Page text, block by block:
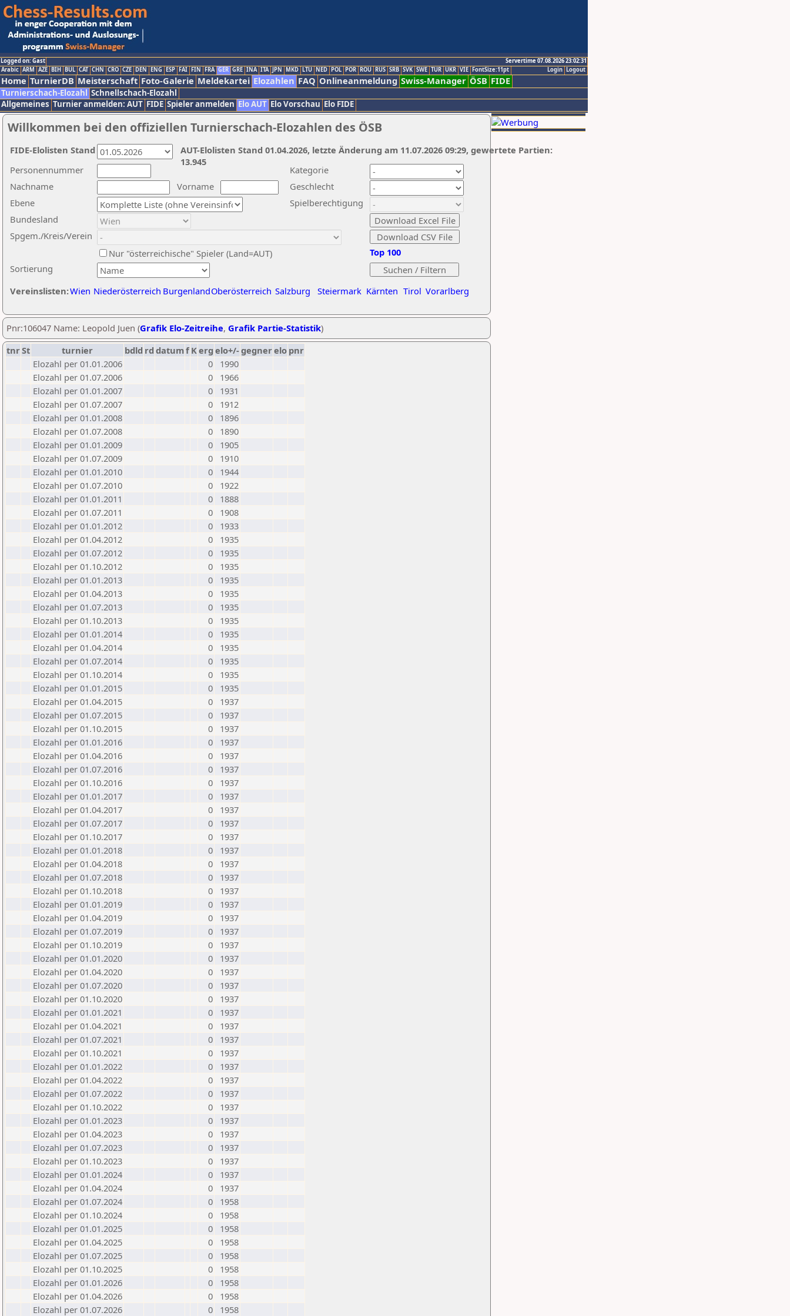
Logged on: Gast
Servertime 07.08.2026 23:02:31
Logout
Login
Arabic ARM AZE BIH BUL CAT CHN CRO CZE DEN ENG ESP FAI FIN FRA GER GRE INA ITA JPN MKD LTU NED POL POR ROU RUS SRB SVK SWE TUR UKR VIE FontSize:11pt
Home TurnierDB Meisterschaft Foto-Galerie Meldekartei Elozahlen FAQ Onlineanmeldung Swiss-Manager ÖSB FIDE
Turnierschach-Elozahl Schnellschach-Elozahl
Allgemeines Turnier anmelden: AUT FIDE Spieler anmelden Elo AUT Elo Vorschau Elo FIDE
Willkommen bei den offiziellen Turnierschach-Elozahlen des ÖSB
Nachname
Vorname
Ebene
Kategorie
Sortierung
Personennummer
Bundesland
Spgem./Kreis/Verein
Geschlecht
Nur "österreichische" Spieler (Land=AUT)
Spielberechtigung
Vereinslisten:Wien Niederösterreich BurgenlandOberösterreich Salzburg Steiermark Kärnten Tirol Vorarlberg
Top 100
AUT-Elolisten Stand 01.04.2026, letzte Änderung am 11.07.2026 09:29, gewertete Partien:
13.945
FIDE-Elolisten Stand
Pnr:106047 Name: Leopold Juen (Grafik Elo-Zeitreihe, Grafik Partie-Statistik)
tnrSt turnier bdld rd datumf Kerg elo+/-gegnerelo pnr
Elozahl per 01.01.2006
0
1990
Elozahl per 01.07.2006
0
1966
Elozahl per 01.01.2007
0
1931
Elozahl per 01.07.2007
0
1912
Elozahl per 01.01.2008
0
1896
Elozahl per 01.07.2008
0
1890
Elozahl per 01.01.2009
0
1905
Elozahl per 01.07.2009
0
1910
Elozahl per 01.01.2010
0
1944
Elozahl per 01.07.2010
0
1922
Elozahl per 01.01.2011
0
1888
Elozahl per 01.07.2011
0
1908
Elozahl per 01.01.2012
0
1933
Elozahl per 01.04.2012
0
1935
Elozahl per 01.07.2012
0
1935
Elozahl per 01.10.2012
0
1935
Elozahl per 01.01.2013
0
1935
Elozahl per 01.04.2013
0
1935
Elozahl per 01.07.2013
0
1935
Elozahl per 01.10.2013
0
1935
Elozahl per 01.01.2014
0
1935
Elozahl per 01.04.2014
0
1935
Elozahl per 01.07.2014
0
1935
Elozahl per 01.10.2014
0
1935
Elozahl per 01.01.2015
0
1935
Elozahl per 01.04.2015
0
1937
Elozahl per 01.07.2015
0
1937
Elozahl per 01.10.2015
0
1937
Elozahl per 01.01.2016
0
1937
Elozahl per 01.04.2016
0
1937
Elozahl per 01.07.2016
0
1937
Elozahl per 01.10.2016
0
1937
Elozahl per 01.01.2017
0
1937
Elozahl per 01.04.2017
0
1937
Elozahl per 01.07.2017
0
1937
Elozahl per 01.10.2017
0
1937
Elozahl per 01.01.2018
0
1937
Elozahl per 01.04.2018
0
1937
Elozahl per 01.07.2018
0
1937
Elozahl per 01.10.2018
0
1937
Elozahl per 01.01.2019
0
1937
Elozahl per 01.04.2019
0
1937
Elozahl per 01.07.2019
0
1937
Elozahl per 01.10.2019
0
1937
Elozahl per 01.01.2020
0
1937
Elozahl per 01.04.2020
0
1937
Elozahl per 01.07.2020
0
1937
Elozahl per 01.10.2020
0
1937
Elozahl per 01.01.2021
0
1937
Elozahl per 01.04.2021
0
1937
Elozahl per 01.07.2021
0
1937
Elozahl per 01.10.2021
0
1937
Elozahl per 01.01.2022
0
1937
Elozahl per 01.04.2022
0
1937
Elozahl per 01.07.2022
0
1937
Elozahl per 01.10.2022
0
1937
Elozahl per 01.01.2023
0
1937
Elozahl per 01.04.2023
0
1937
Elozahl per 01.07.2023
0
1937
Elozahl per 01.10.2023
0
1937
Elozahl per 01.01.2024
0
1937
Elozahl per 01.04.2024
0
1937
Elozahl per 01.07.2024
0
1958
Elozahl per 01.10.2024
0
1958
Elozahl per 01.01.2025
0
1958
Elozahl per 01.04.2025
0
1958
Elozahl per 01.07.2025
0
1958
Elozahl per 01.10.2025
0
1958
Elozahl per 01.01.2026
0
1958
Elozahl per 01.04.2026
0
1958
Elozahl per 01.07.2026
0 1958